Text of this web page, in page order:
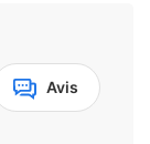
Avis